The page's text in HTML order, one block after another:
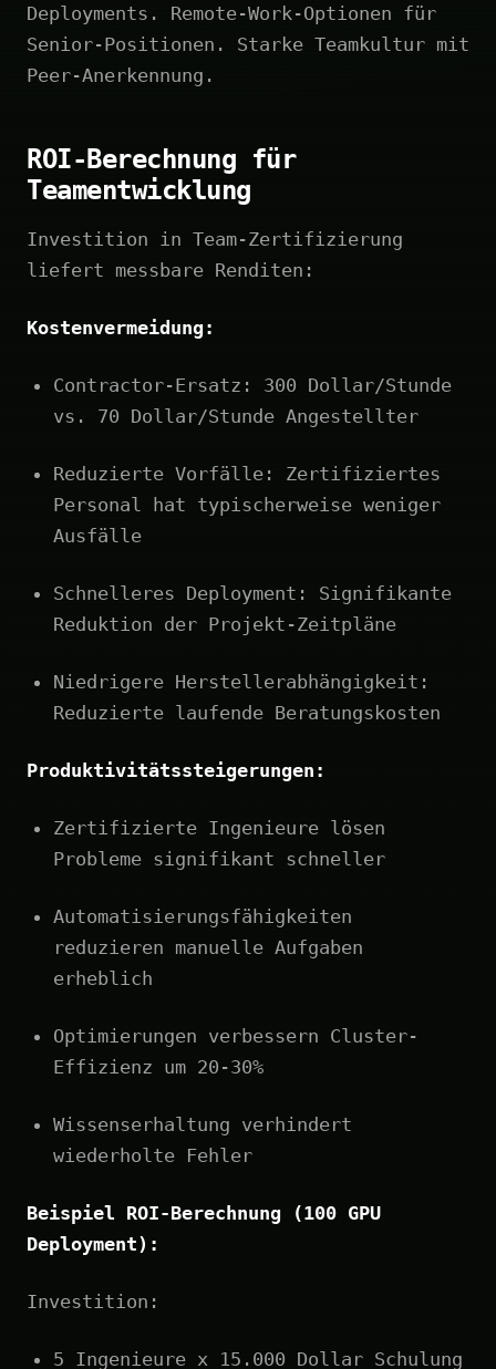
Deployments. Remote-Work-Optionen für
Senior-Positionen. Starke Teamkultur mit
Peer-Anerkennung.
ROI-Berechnung für
Teamentwicklung
Investition in Team-Zertifizierung
liefert messbare Renditen:
Kostenvermeidung:
Contractor-Ersatz: 300 Dollar/Stunde
vs. 70 Dollar/Stunde Angestellter
Reduzierte Vorfälle: Zertifiziertes
Personal hat typischerweise weniger
Ausfälle
Schnelleres Deployment: Signifikante
Reduktion der Projekt-Zeitpläne
Niedrigere Herstellerabhängigkeit:
Reduzierte laufende Beratungskosten
Produktivitätssteigerungen:
Zertifizierte Ingenieure lösen
Probleme signifikant schneller
Automatisierungsfähigkeiten
reduzieren manuelle Aufgaben
erheblich
Optimierungen verbessern Cluster-
Effizienz um 20-30%
Wissenserhaltung verhindert
wiederholte Fehler
Beispiel ROI-Berechnung (100 GPU
Deployment):
Investition:
5 Ingenieure x 15.000 Dollar Schulung